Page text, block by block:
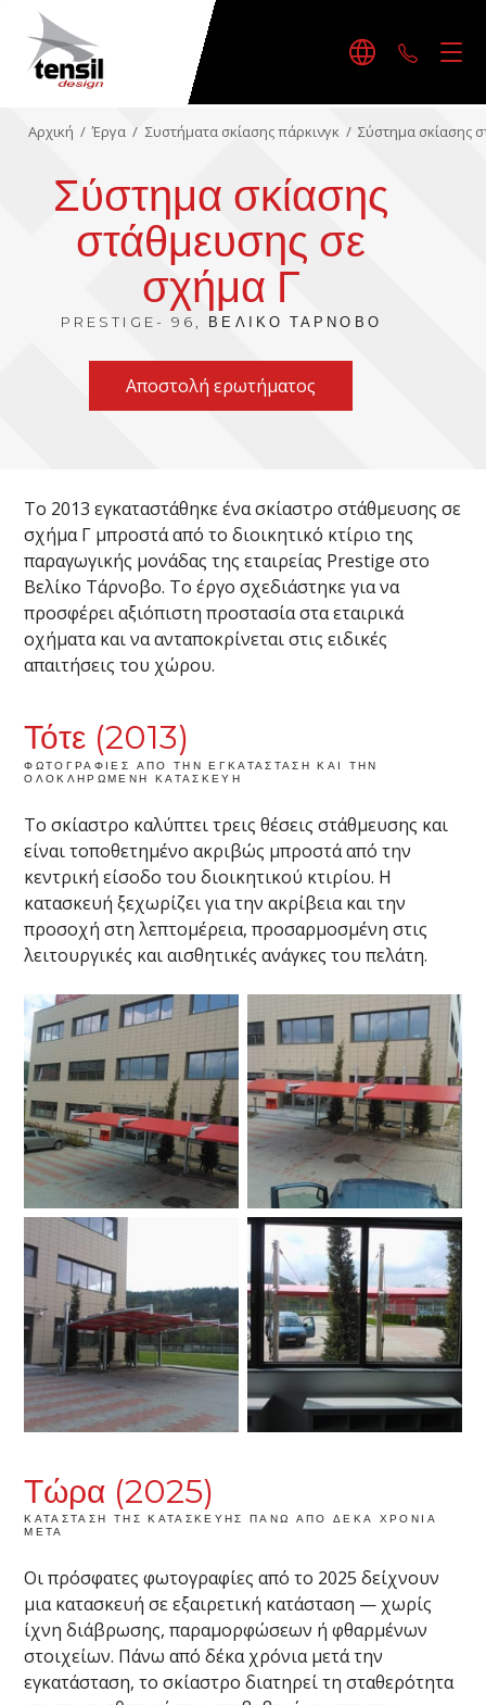
Αρχική / Έργα / Συστήματα σκίασης πάρκινγκ / Σύστημα σκίασης
Σύστημα σκίασης
στάθμευσης σε
σχήμα Γ
PRESTIGE- 96, ΒΕΛΊΚΟ ΤΆΡΝΟΒΟ
Αποστολή ερωτήματος
Το 2013 εγκαταστάθηκε ένα σκίαστρο στάθμευσης σε
σχήμα Γ μπροστά από το διοικητικό κτίριο της
παραγωγικής μονάδας της εταιρείας Prestige στο
Βελίκο Τάρνοβο. Το έργο σχεδιάστηκε για να
προσφέρει αξιόπιστη προστασία στα εταιρικά
οχήματα και να ανταποκρίνεται στις ειδικές
απαιτήσεις του χώρου.
Τότε (2013)
ΦΩΤΟΓΡΑΦΊΕΣ ΑΠΌ ΤΗΝ ΕΓΚΑΤΆΣΤΑΣΗ ΚΑΙ ΤΗΝ
ΟΛΟΚΛΗΡΩΜΈΝΗ ΚΑΤΑΣΚΕΥΉ
Το σκίαστρο καλύπτει τρεις θέσεις στάθμευσης και
είναι τοποθετημένο ακριβώς μπροστά από την
κεντρική είσοδο του διοικητικού κτιρίου. Η
κατασκευή ξεχωρίζει για την ακρίβεια και την
προσοχή στη λεπτομέρεια, προσαρμοσμένη στις
λειτουργικές και αισθητικές ανάγκες του πελάτη.
Τώρα (2025)
ΚΑΤΆΣΤΑΣΗ ΤΗΣ ΚΑΤΑΣΚΕΥΉΣ ΠΆΝΩ ΑΠΌ ΔΈΚΑ ΧΡΌΝΙΑ
ΜΕΤΆ
Οι πρόσφατες φωτογραφίες από το 2025 δείχνουν
μια κατασκευή σε εξαιρετική κατάσταση — χωρίς
ίχνη διάβρωσης, παραμορφώσεων ή φθαρμένων
στοιχείων. Πάνω από δέκα χρόνια μετά την
εγκατάσταση, το σκίαστρο διατηρεί τη σταθερότητα